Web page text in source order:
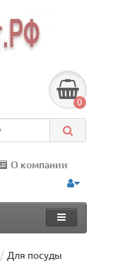
0
О компании
Для посуды